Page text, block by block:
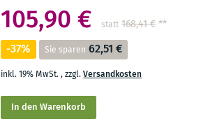
105,90 € statt 168,41 €**
-37% Sie sparen 62,51 €
inkl. 19% MwSt.,zzgl.Versandkosten
In den Warenkorb